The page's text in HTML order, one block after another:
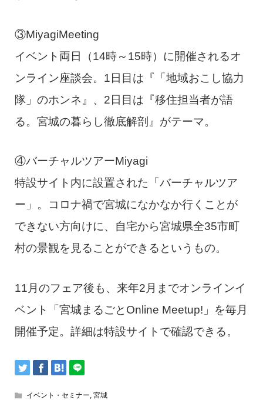
③MiyagiMeeting
イベント両日（14時～15時）に開催されるオ
ンライン座談会。1日目は『「地域おこし協力
隊」のホンネ』、2日目は『移住担当者が語
る。宮城の暮らし徹底解剖』がテーマ。
④バーチャルツアーMiyagi
特設サイト内に設置された「バーチャルツア
ー」。コロナ禍で宮城になかなか行くことが
できない方向けに、自宅から宮城県全35市町
村の景観を見ることができるというもの。
11月のフェア後も、来年2月までオンラインイ
ベント「宮城まるごとOnline Meetup!」を毎月
開催予定。詳細は特設サイトで確認できる。
イベント・セミナー, 宮城